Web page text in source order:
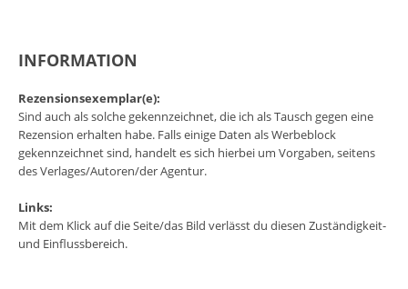
INFORMATION
Rezensionsexemplar(e):
Sind auch als solche gekennzeichnet, die ich als Tausch gegen eine
Rezension erhalten habe. Falls einige Daten als Werbeblock
gekennzeichnet sind, handelt es sich hierbei um Vorgaben, seitens
des Verlages/Autoren/der Agentur.
Links:
Mit dem Klick auf die Seite/das Bild verlässt du diesen Zuständigkeit-
und Einflussbereich.